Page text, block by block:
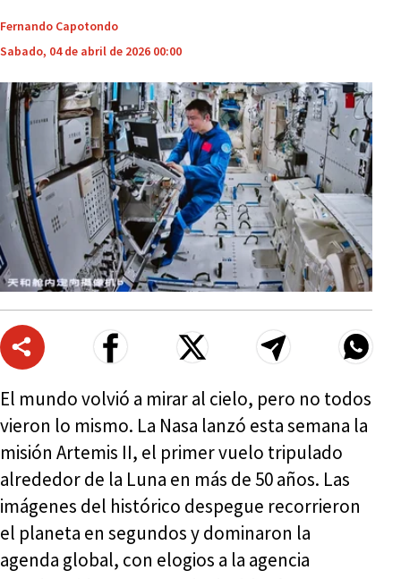
Fernando Capotondo
Sabado, 04 de abril de 2026 00:00
El mundo volvió a mirar al cielo, pero no todos
vieron lo mismo. La Nasa lanzó esta semana la
misión Artemis II, el primer vuelo tripulado
alrededor de la Luna en más de 50 años. Las
imágenes del histórico despegue recorrieron
el planeta en segundos y dominaron la
agenda global, con elogios a la agencia